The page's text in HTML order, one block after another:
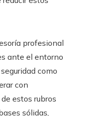
profesional
ante el entorno
como
con
estos rubros
sólidas,